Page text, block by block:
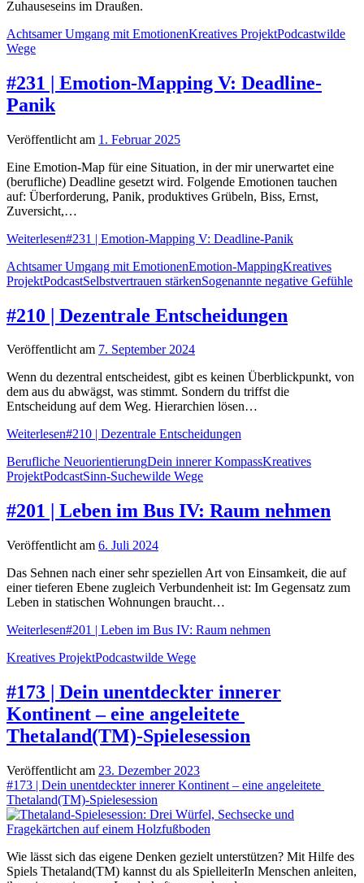
Zuhauseseins im Draußen.
Achtsamer Umgang mit EmotionenKreatives ProjektPodcastwilde
Wege
#231 | Emotion-Mapping V: Deadline-
Panik
Veröffentlicht am 1. Februar 2025
Eine Emotion-Map für eine Situation, in der mir unerwartet eine
(berufliche) Deadline gesetzt wird. Folgende Emotionen tauchen
auf: Überforderung, Panik, produktives Grübeln, Biss, Ernst,
Zuversicht,…
Weiterlesen#231 | Emotion-Mapping V: Deadline-Panik
Achtsamer Umgang mit EmotionenEmotion-MappingKreatives
ProjektPodcastSelbstvertrauen stärkenSogenannte negative Gefühle
#210 | Dezentrale Entscheidungen
Veröffentlicht am 7. September 2024
Wenn du dezentral entscheidest, gibt es keinen Überblickpunkt, von
dem aus du abwägst, was stimmt. Sondern du triffst die
Entscheidung auf dem Weg. Hierarchien lösen…
Weiterlesen#210 | Dezentrale Entscheidungen
Berufliche NeuorientierungDein innerer KompassKreatives
ProjektPodcastSinn-Suchewilde Wege
#201 | Leben im Bus IV: Raum nehmen
Veröffentlicht am 6. Juli 2024
Das Sehnen nach einer sehr speziellen Art von Einsamkeit, die auf
einer tieferen Ebene zugleich Verbundenheit ist: Im Gegensatz zum
Leben in statischen Wohnungen braucht…
Weiterlesen#201 | Leben im Bus IV: Raum nehmen
Kreatives ProjektPodcastwilde Wege
#173 | Dein unentdeckter innerer
Kontinent – eine angeleitete
Thetaland(TM)-Spielesession
Veröffentlicht am 23. Dezember 2023
#173 | Dein unentdeckter innerer Kontinent – eine angeleitete
Thetaland(TM)-Spielesession
Wie lässt sich das eigene Denken gezielt unterstützen? Mit Hilfe des
Spiels Thetaland(TM) kannst du als SpielleiterIn Menschen anleiten,